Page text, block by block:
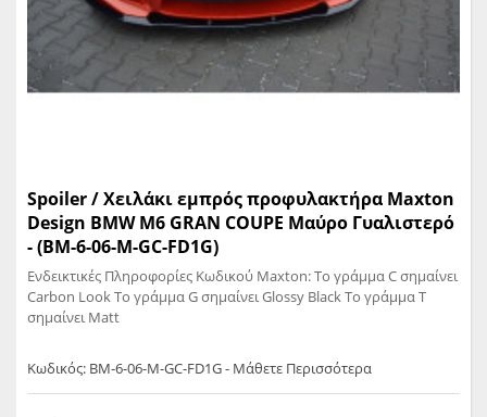
Spoiler / Χειλάκι εμπρός προφυλακτήρα Maxton
Design BMW M6 GRAN COUPE Μαύρο Γυαλιστερό
- (BM-6-06-M-GC-FD1G)
Ενδεικτικές Πληροφορίες Κωδικού Maxton: Το γράμμα C σημαίνει
Carbon Look Το γράμμα G σημαίνει Glossy Black Το γράμμα T
σημαίνει Matt
Κωδικός: BM-6-06-M-GC-FD1G - Μάθετε Περισσότερα